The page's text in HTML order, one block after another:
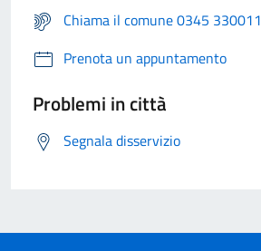
Chiama il comune 0345 330011
Prenota un appuntamento
Problemi in città
Segnala disservizio